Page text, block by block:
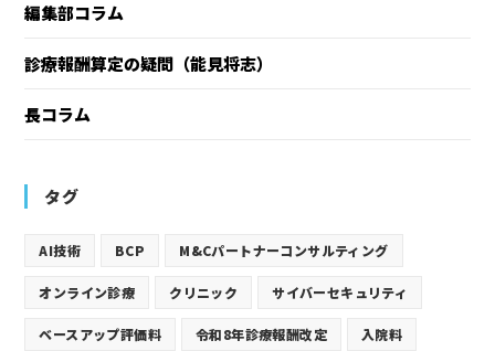
編集部コラム
診療報酬算定の疑問（能見将志）
長コラム
タグ
AI技術 BCP M&Cパートナーコンサルティング
オンライン診療 クリニック サイバーセキュリティ
ベースアップ評価料 令和8年診療報酬改定 入院料